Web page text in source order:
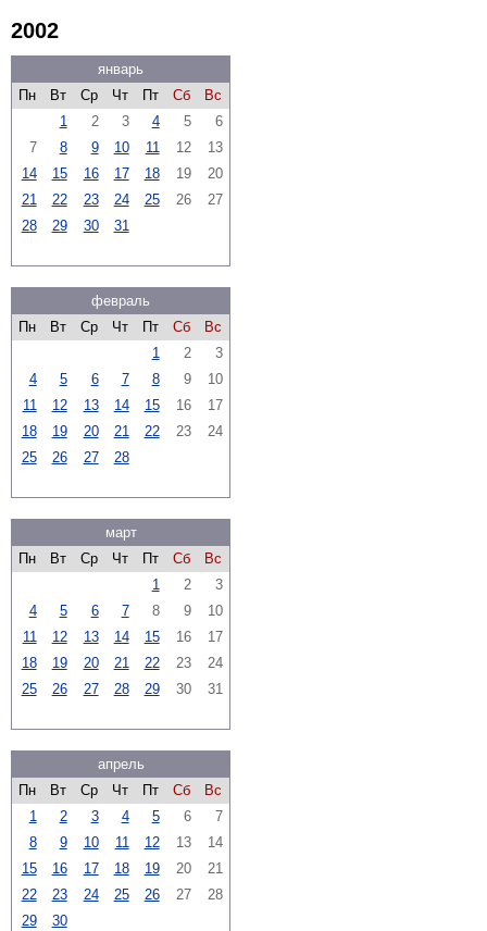
2002
январь
Пн
Вт Ср Чт Пт Сб
Вс
1
2 3 4 5
6
7
8 9 10 11 12
13
14
15 16 17 18 19
20
21
22 23 24 25 26
27
28
29 30 31
февраль
Пн
Вт Ср Чт Пт Сб
Вс
1
2
3
4
5 6 7 8 9
10
11
12 13 14 15 16
17
18
19 20 21 22 23
24
25
26 27 28
март
Пн
Вт Ср Чт Пт Сб
Вс
1
2
3
4
5 6 7 8 9
10
11
12 13 14 15 16
17
18
19 20 21 22 23
24
25
26 27 28 29 30 31
апрель
Пн
Вт Ср Чт Пт Сб
Вс
1
2 3 4 5 6
7
8
9 10 11 12 13
14
15
16 17 18 19 20
21
22
23 24 25 26 27
28
29
30